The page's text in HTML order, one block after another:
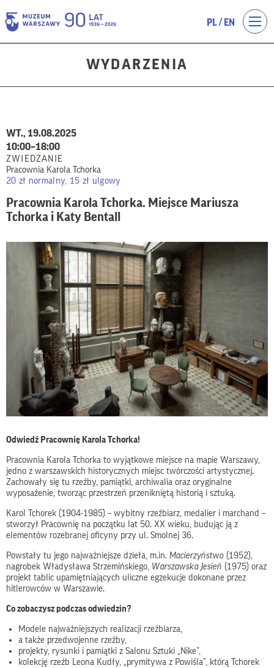
PL/ EN
WYDARZENIA
WT., 19.08.2025
10:00–18:00
ZWIEDZANIE
Pracownia Karola Tchorka
20 zł normalny, 15 zł ulgowy
Pracownia Karola Tchorka. Miejsce Mariusza
Tchorka i Katy Bentall
Odwiedź Pracownię Karola Tchorka!
Pracownia Karola Tchorka to wyjątkowe miejsce na mapie Warszawy,
jedno z warszawskich historycznych miejsc twórczości artystycznej.
Zachowały się tu rzeźby, pamiątki, archiwalia oraz oryginalne
wyposażenie, tworząc przestrzeń przenikniętą historią i sztuką.
Karol Tchorek (1904-1985) – wybitny rzeźbiarz, medalier i marchand –
stworzył Pracownię na początku lat 50. XX wieku, budując ją z
elementów rozebranej oficyny przy ul. Smolnej 36.
Powstały tu jego najważniejsze dzieła, m.in. Macierzyństwo (1952),
nagrobek Władysława Strzemińskiego, Warszawska Jesień (1975) oraz
projekt tablic upamiętniających uliczne egzekucje dokonane przez
hitlerowców w Warszawie.
Co zobaczysz podczas odwiedzin?
Modele najważniejszych realizacji rzeźbiarza,
a także przedwojenne rzeźby,
projekty, rysunki i pamiątki z Salonu Sztuki „Nike”,
kolekcję rzeźb Leona Kudły, „prymitywa z Powiśla”, którą Tchorek